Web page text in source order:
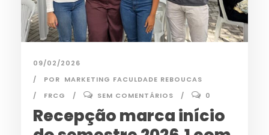
09/02/2026
POR MARKETING FACULDADE REBOUCAS
FRCG
SEM COMENTÁRIOS 0
Recepção marca início